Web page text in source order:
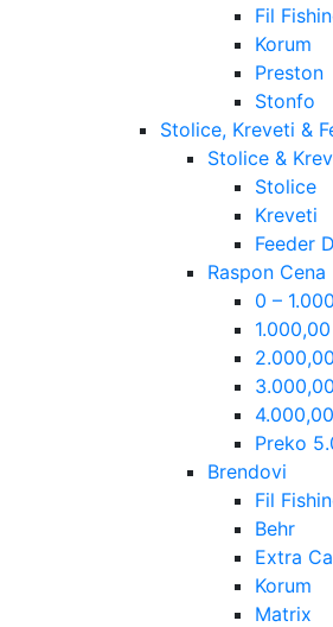
Fil
Korum
Preston
Stonfo
Stolice, Kreveti &
Stolice &
Stolice
Kreveti
Feeder
Raspon Cena
0 –
Preko
Brendovi
Fil
Behr
Extra
Korum
Matrix